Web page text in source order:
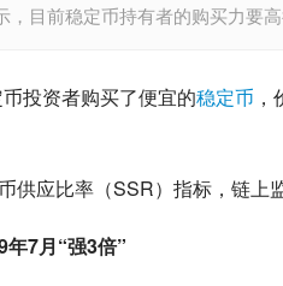
目前稳定币持有者的购买力要高
投资者购买了便宜的稳定币
供应比率（SSR）指标，链上
年7月“强3倍”